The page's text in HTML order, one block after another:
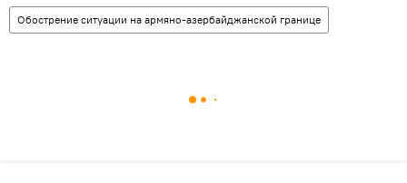
Обострение ситуации на армяно-азербайджанской границе